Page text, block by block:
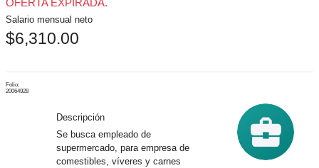
sesión
OFERTA EXPIRADA.
Salario mensual neto
$6,310.00
Folio:
20064928
Descripción
Se busca empleado de
supermercado, para empresa de
comestibles, víveres y carnes